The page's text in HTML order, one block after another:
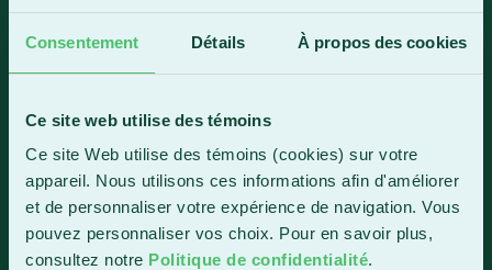
Consentement Détails À propos des cookies
Ce site web utilise des témoins
Ce site Web utilise des témoins (cookies) sur votre
appareil. Nous utilisons ces informations afin d'améliorer
et de personnaliser votre expérience de navigation. Vous
pouvez personnaliser vos choix. Pour en savoir plus,
consultez notre Politique de confidentialité.
1 800 893-5111
Sainte-Marie
Sainte-Marie (Québec) G6E 0R1
Horaire de la réception
Lundi-vendredi : 7 h 30 à 15 h 30